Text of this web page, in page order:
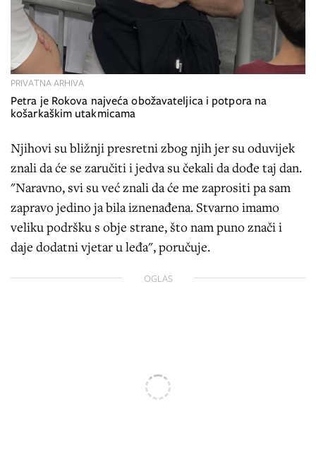
Petra je Rokova najveća obožavateljica i potpora na
košarkaškim utakmicama
PRIVATNA ARHIVA
Njihovi su bližnji presretni zbog njih jer su oduvijek
znali da će se zaručiti i jedva su čekali da dođe taj dan.
"Naravno, svi su već znali da će me zaprositi pa sam
zapravo jedino ja bila iznenađena. Stvarno imamo
veliku podršku s obje strane, što nam puno znači i
daje dodatni vjetar u leđa", poručuje.
OGLAS